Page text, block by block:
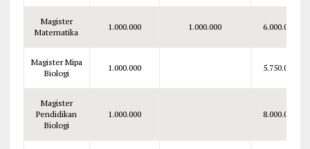
Magister
Matematika
1.000.000 1.000.000 6.000.000
Magister Mipa
Biologi
1.000.000 5.750.000
Magister
Pendidikan
Biologi
1.000.000 8.000.000